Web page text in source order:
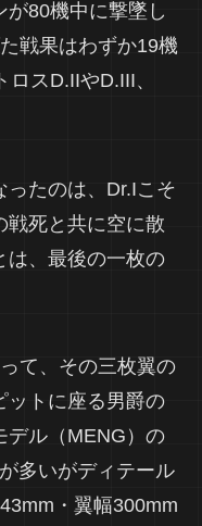
80機中に撃墜し
戦果はわずか19機
スD.IIやD.III、
ったのは、Dr.Iこそ
戦死と共に空に散
は、最後の一枚の
て、その三枚翼の
ットに座る男爵の
デル（MENG）の
多いがディテール
・翼幅300mm